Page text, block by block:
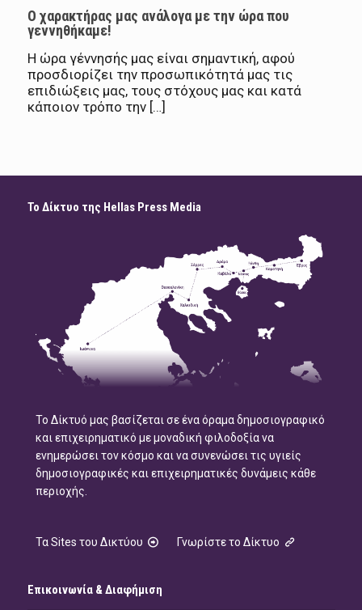
Ο χαρακτήρας μας ανάλογα με την ώρα που
γεννηθήκαμε!
Η ώρα γέννησής μας είναι σημαντική, αφού
προσδιορίζει την προσωπικότητά μας τις
επιδιώξεις μας, τους στόχους μας και κατά
κάποιον τρόπο την […]
Το Δίκτυο της Hellas Press Media
Το Δίκτυό μας βασίζεται σε ένα όραμα δημοσιογραφικό
και επιχειρηματικό με μοναδική φιλοδοξία να
ενημερώσει τον κόσμο και να συνενώσει τις υγιείς
δημοσιογραφικές και επιχειρηματικές δυνάμεις κάθε
περιοχής.
Τα Sites του Δικτύου Γνωρίστε το Δίκτυο
Επικοινωνία & Διαφήμιση